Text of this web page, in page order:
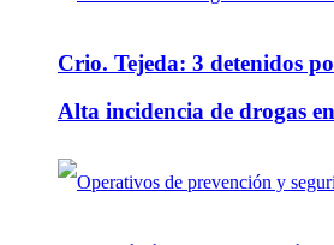
Crio. Tejeda: 3 detenidos
Alta incidencia de drogas